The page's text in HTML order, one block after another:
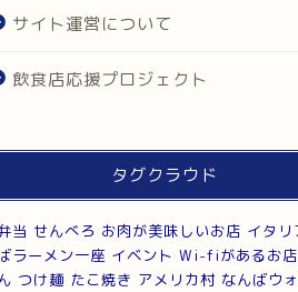
サイト運営について
飲食店応援プロジェクト
タグクラウド
当 せんべろ お肉が美味しいお店 イタリ
ラーメン一座 イベント Wi-fiがあるお店
つけ麺 たこ焼き アメリカ村 なんばウ